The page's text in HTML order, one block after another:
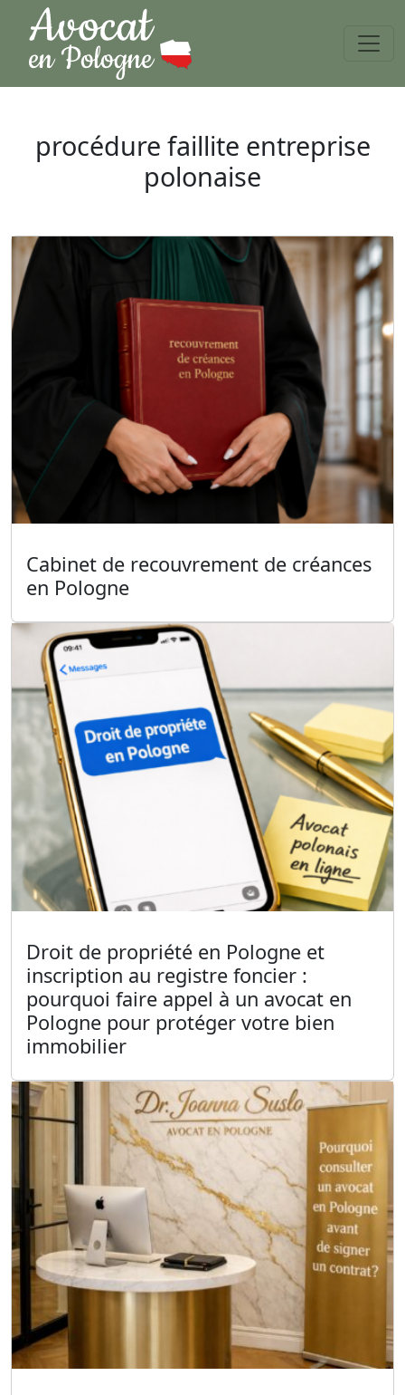
procédure faillite entreprise
polonaise
Cabinet de recouvrement de créances
en Pologne
Droit de propriété en Pologne et
inscription au registre foncier :
pourquoi faire appel à un avocat en
Pologne pour protéger votre bien
immobilier